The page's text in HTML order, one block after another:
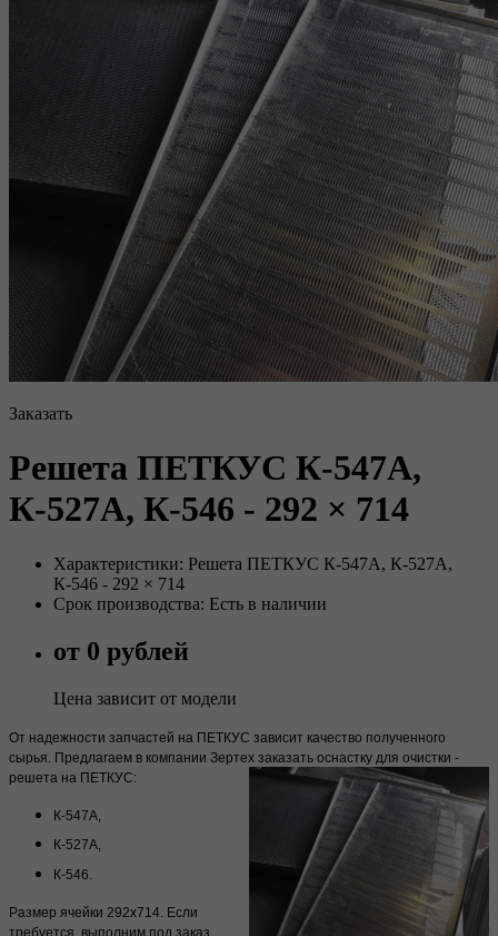
Заказать
Решета ПЕТКУС К-547А,
К-527А, К-546 - 292 × 714
Характеристики: Решета ПЕТКУС К-547А, К-527А,
К-546 - 292 × 714
Срок производства: Есть в наличии
от 0 рублей
Цена зависит от модели
От надежности запчастей на ПЕТКУС зависит качество полученного
сырья. Предлагаем в компании Зертех заказать оснастку для очистки -
решета на ПЕТКУС:
К-547А,
К-527А,
К-546.
Размер ячейки 292х714. Если
требуется, выполним под заказ,